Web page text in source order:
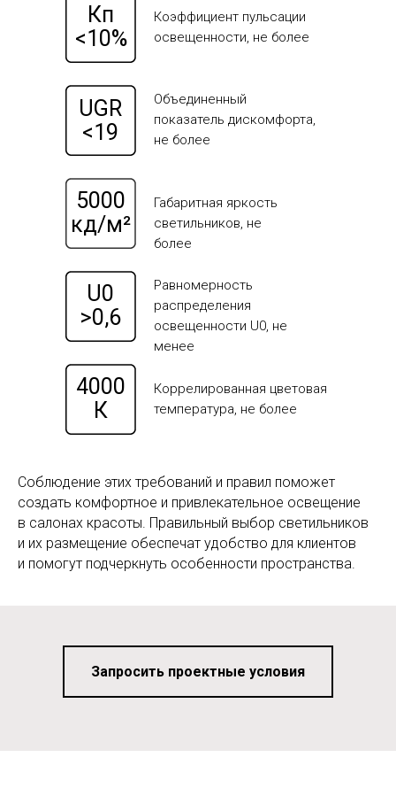
Кп
<10%
Коэффициент пульсации
освещенности, не более
U0
>0,6
Равномерность
распределения
освещенности U0, не
менее
4000
К
Коррелированная цветовая
температура, не более
UGR
<19
Объединенный
показатель дискомфорта,
не более
Габаритная яркость
светильников, не
более
5000
кд/м²
Соблюдение этих требований и правил поможет
создать комфортное и привлекательное освещение
в салонах красоты. Правильный выбор светильников
и их размещение обеспечат удобство для клиентов
и помогут подчеркнуть особенности пространства.
Запросить проектные условия